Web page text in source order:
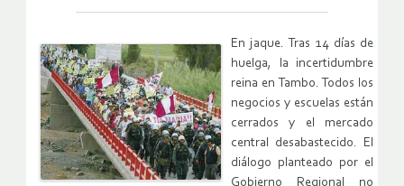
En jaque. Tras 14 días de
huelga, la incertidumbre
reina en Tambo. Todos los
negocios y escuelas están
cerrados y el mercado
central desabastecido. El
diálogo planteado por el
Gobierno Regional no